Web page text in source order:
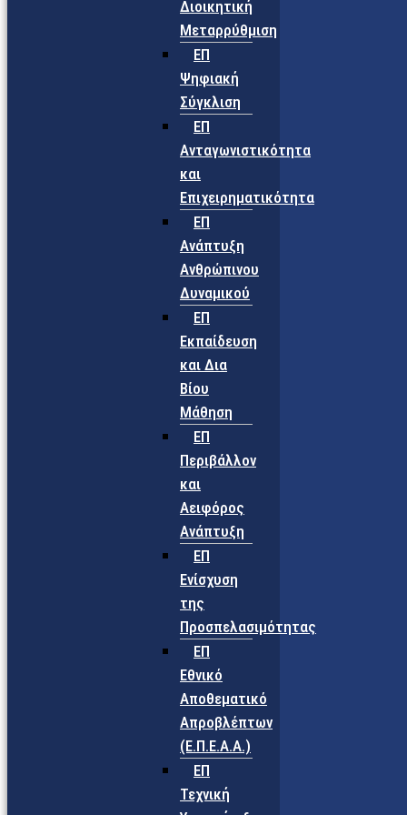
Διοικητική
Μεταρρύθμιση
ΕΠ
Ψηφιακή
Σύγκλιση
ΕΠ
Ανταγωνιστικότητα
και
Επιχειρηματικότητα
ΕΠ
Ανάπτυξη
Ανθρώπινου
Δυναμικού
ΕΠ
Εκπαίδευση
και Δια
Βίου
Μάθηση
ΕΠ
Περιβάλλον
και
Αειφόρος
Ανάπτυξη
ΕΠ
Ενίσχυση
της
Προσπελασιμότητας
ΕΠ
Εθνικό
Αποθεματικό
Απροβλέπτων
(Ε.Π.Ε.Α.Α.)
ΕΠ
Τεχνική